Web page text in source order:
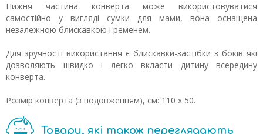
Нижня частина конверта може використовуватися
самостійно у вигляді сумки для мами, вона оснащена
незалежною блискавкою і ременем.
Для зручності використання є блискавки-застібки з боків які
дозволяють швидко і легко вкласти дитину всередину
конверта.
Розмір конверта (з подовженням), см: 110 x 50.
Товари, які також переглядають